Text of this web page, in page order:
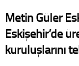
Metin Güler
Eskişehir’de
kuruluşlarını